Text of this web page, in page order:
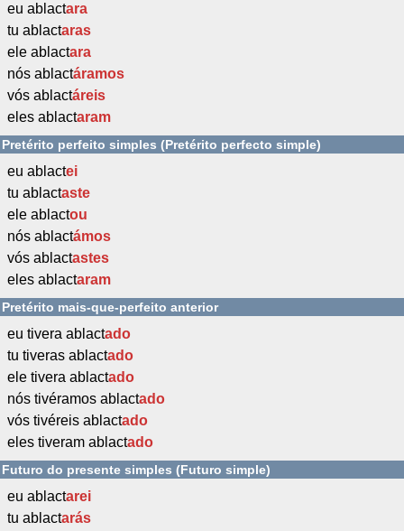
eu ablactara
tu ablactaras
ele ablactara
nós ablactáramos
vós ablactáreis
eles ablactaram
Pretérito perfeito simples (Pretérito perfecto simple)
eu ablactei
tu ablactaste
ele ablactou
nós ablactámos
vós ablactastes
eles ablactaram
Pretérito mais-que-perfeito anterior
eu tivera ablactado
tu tiveras ablactado
ele tivera ablactado
nós tivéramos ablactado
vós tivéreis ablactado
eles tiveram ablactado
Futuro do presente simples (Futuro simple)
eu ablactarei
tu ablactarás